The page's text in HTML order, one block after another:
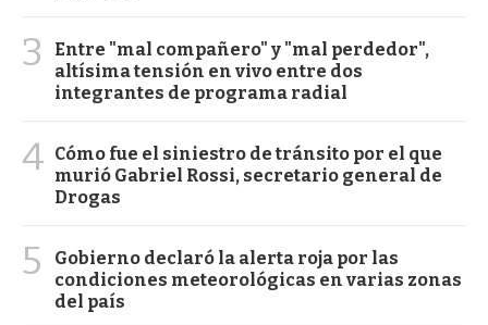
3
Entre "mal compañero" y "mal perdedor",
altísima tensión en vivo entre dos
integrantes de programa radial
4 Cómo fue el siniestro de tránsito por el que
murió Gabriel Rossi, secretario general de
Drogas
5
Gobierno declaró la alerta roja por las
condiciones meteorológicas en varias zonas
del país